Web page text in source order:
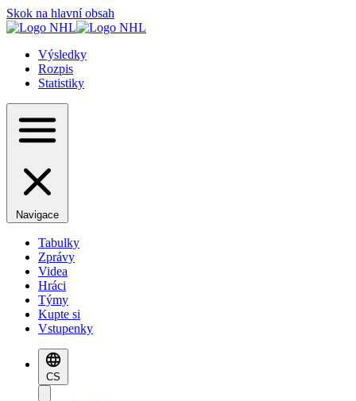
Skok na hlavní obsah
Výsledky
Rozpis
Statistiky
Navigace
Tabulky
Zprávy
Videa
Hráci
Týmy
Kupte si
Vstupenky
CS